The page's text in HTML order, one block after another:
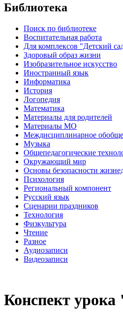
Библиотека
Поиск по библиотеке
Воспитательная работа
Для комплексов "Детский
Здоровый образ жизни
Изобразительное искусство
Иностранный язык
Информатика
История
Логопедия
Математика
Материалы для родителей
Материалы МО
Междисциплинарное
Музыка
Общепедагогические
Окружающий мир
Основы безопасности
Психология
Региональный компонент
Русский язык
Сценарии праздников
Технология
Физкультура
Чтение
Разное
Аудиозаписи
Видеозаписи
Конспект урока